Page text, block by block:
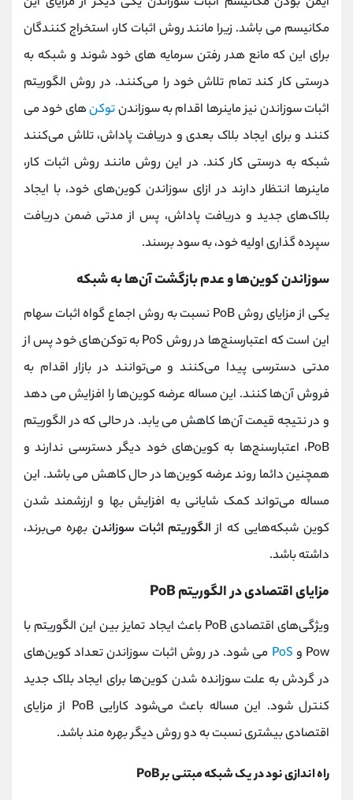
مکانیسم می باشد. زیرا مانند روش اثبات کار، استخراج ‌کنندگان
برای این که مانع هدر رفتن سرمایه های خود شوند و شبکه به
درستی کار کند تمام تلاش خود را می‌کنند. در روش الگوریتم
اثبات سوزاندن نیز ماینرها اقدام به سوزاندنتوکن‌های خود می
کنند و برای ایجاد بلاک بعدی و دریافت پاداش، تلاش می‌کنند
شبکه به درستی کار کند. در این روش مانند روش اثبات کار،
ماینرها انتظار دارند در ازای سوزاندن کوین‌های خود، با ایجاد
بلاک‌های جدید و دریافت پاداش، پس از مدتی ضمن دریافت
سپرده ‌گذاری اولیه خود، به سود برسند.
سوزاندن کوین‌ها و عدم بازگشت آن‌ها به شبکه
یکی از مزایای روش PoB نسبت به روش اجماع گواه اثبات سهام
این است که اعتبار‌سنج‌ها در روش PoS به توکن‌های خود پس از
مدتی دسترسی پیدا می‌کنند و می‌توانند در بازار اقدام به
فروش آن‌ها کنند. این مساله عرضه کوین‌ها را افزایش می دهد
و در نتیجه قیمت آن‌ها کاهش می یابد. در حالی که در الگوریتم
PoB، اعتبارسنج‌ها به کوین‌های خود دیگر دسترسی ندارند و
همچنین دائما روند عرضه کوین‌ها در حال کاهش می باشد. این
مساله می‌تواند کمک شایانی به افزایش بها و ارزشمند شدن
کوین شبکه‌هایی که ازالگوریتم اثبات سوزاندن بهره می‌برند،
داشته باشد.
مزایای اقتصادی در الگوریتم PoB
ویژگی‌های اقتصادی PoB باعث ایجاد تمایز بین این الگوریتم با
Pow و
PoS می شود. در روش اثبات سوزاندن تعداد کوین‌های
در گردش به علت سوزانده شدن کوین‌ها برای ایجاد بلاک جدید
کنترل شود. این مساله باعث می‌شود کارایی PoB از مزایای
اقتصادی بیشتری نسبت به دو روش دیگر بهره‌ مند باشد.
راه ‌اندازی نود در یک شبکه مبتنی بر PoB